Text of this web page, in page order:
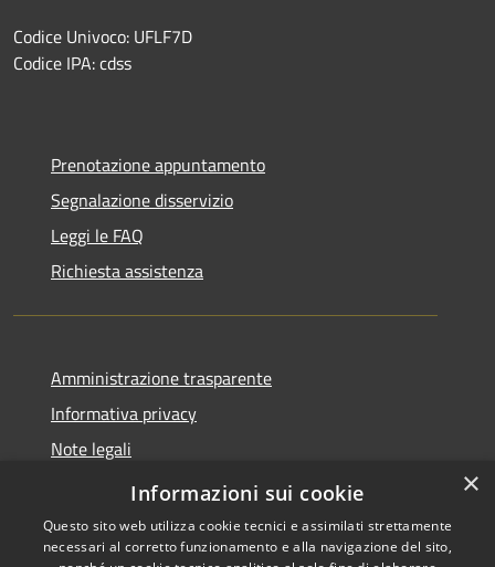
Codice Univoco: UFLF7D
Codice IPA: cdss
Prenotazione appuntamento
Segnalazione disservizio
Leggi le FAQ
Richiesta assistenza
Amministrazione trasparente
Informativa privacy
Note legali
Dichiarazione di accessibilità
×
Informazioni sui cookie
Questo sito web utilizza cookie tecnici e assimilati strettamente
necessari al corretto funzionamento e alla navigazione del sito,